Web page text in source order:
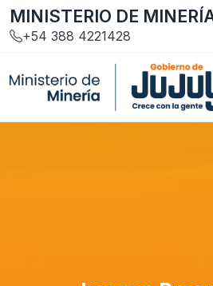
MINISTERIO DE
+54 388 4221428